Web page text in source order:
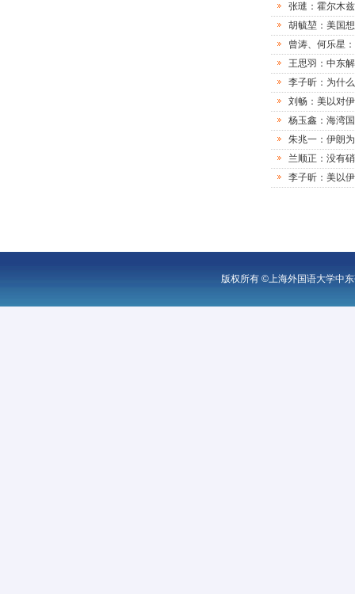
张璡：霍尔木
胡毓堃：美国
曾涛、何乐星
王思羽：中东
李子昕：为什
刘畅：美以对
杨玉鑫：海湾
朱兆一：伊朗
兰顺正：没有
李子昕：美以
版权所有 ©上海外国语大学中